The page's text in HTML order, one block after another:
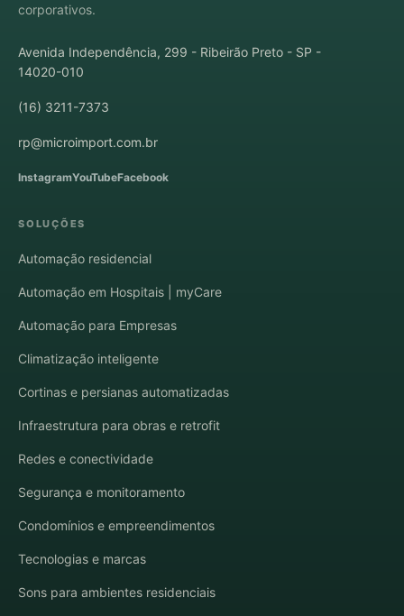
corporativos.
Avenida Independência, 299 - Ribeirão Preto - SP -
14020-010
(16) 3211-7373
rp@microimport.com.br
InstagramYouTubeFacebook
SOLUÇÕES
Automação residencial
Automação em Hospitais | myCare
Automação para Empresas
Climatização inteligente
Cortinas e persianas automatizadas
Infraestrutura para obras e retrofit
Redes e conectividade
Segurança e monitoramento
Condomínios e empreendimentos
Tecnologias e marcas
Sons para ambientes residenciais